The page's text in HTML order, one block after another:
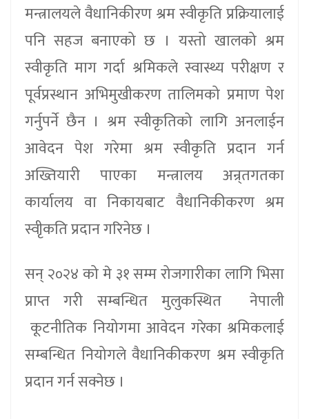
मन्त्रालयले वैधानिकीरण श्रम स्वीकृति प्रक्रियालाई
पनि सहज बनाएको छ । यस्तो खालको श्रम
स्वीकृति माग गर्दा श्रमिकले स्वास्थ्य परीक्षण र
पूर्वप्रस्थान अभिमुखीकरण तालिमको प्रमाण पेश
गर्नुपर्ने छैन । श्रम स्वीकृतिको लागि अनलाईन
आवेदन पेश गरेमा श्रम स्वीकृति प्रदान गर्न
अख्तियारी पाएका मन्त्रालय अन्र्तगतका
कार्यालय वा निकायबाट वैधानिकीकरण श्रम
स्वीृकति प्रदान गरिनेछ ।
सन् २०२४ को मे ३१ सम्म रोजगारीका लागि भिसा
प्राप्त गरी सम्बन्धित मुलुकस्थित नेपाली
कूटनीतिक नियोगमा आवेदन गरेका श्रमिकलाई
सम्बन्धित नियोगले वैधानिकीकरण श्रम स्वीकृति
प्रदान गर्न सक्नेछ ।